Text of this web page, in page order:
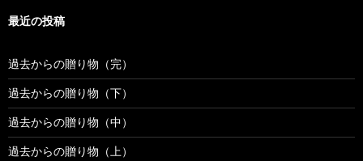
最近の投稿
過去からの贈り物（完）
過去からの贈り物（下）
過去からの贈り物（中）
過去からの贈り物（上）